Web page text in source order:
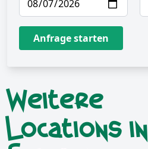
Anfrage starten
Weitere
Locations in